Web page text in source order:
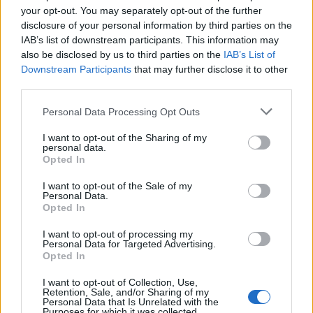
your opt-out. You may separately opt-out of the further
disclosure of your personal information by third parties on the
IAB’s list of downstream participants. This information may
also be disclosed by us to third parties on the IAB’s List of
Downstream Participants that may further disclose it to other
Personal Data Processing Opt Outs
I want to opt-out of the Sharing of my
personal data.
Opted In
I want to opt-out of the Sale of my
Personal Data.
Opted In
I want to opt-out of processing my
Personal Data for Targeted Advertising.
Opted In
I want to opt-out of Collection, Use,
Retention, Sale, and/or Sharing of my
Personal Data that Is Unrelated with the
неселективна и одлучна борба против сите
видови на криминал, истакна Александар Јанев
во Тетово.
На градскиот плоштад во Тетово во
организација на Бирото за јавна безбедност
денес се одржи караванот „До вас, за вас“ со
цел едукативни интерактивни активности за
државата, како и грижа на заедницата. (МИА)
© Vecer.mk, правата за текстот се на редакцијата
15- ГОДИШНИК ВОЗЕЛ КАМИОН
БИЛ ТАТКО МУ- Детето
приведено, следува пријава
ПОВРЕДИ НА ПЕТМИНА
ИЗМАМНИЦИ ВО НЕПОСТОЕЧКА
СООБРАЌАЈКА